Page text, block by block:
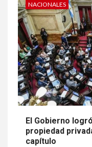
NACIONALES
El Gobierno
propiedad
capítulo